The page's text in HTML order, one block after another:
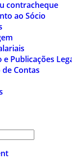
contracheque
ao Sócio
e Publicações
Contas